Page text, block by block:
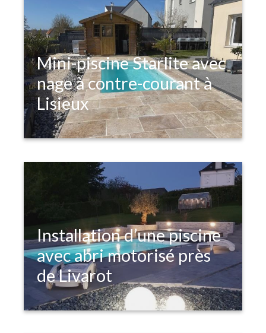
Mini-piscine Starlite avec
nage à contre-courant à
Lisieux
Zoom sur la réalisation d'une mini-
piscine STARLITE à Lisieux, pour une
performance sportive au top grâce à
la nage à contre-courant.
Installation d’une piscine
avec abri motorisé près
de Livarot